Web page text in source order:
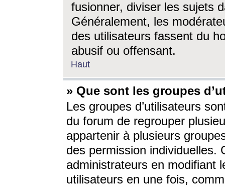
fusionner, diviser les sujets
Généralement, les
des utilisateurs fassent du
abusif ou offensant.
Haut
» Que sont les groupes
Les groupes d’utilisateurs
du forum de regrouper
appartenir à plusieurs
des permission individuelles.
administrateurs en modifiant
utilisateurs en une fois,